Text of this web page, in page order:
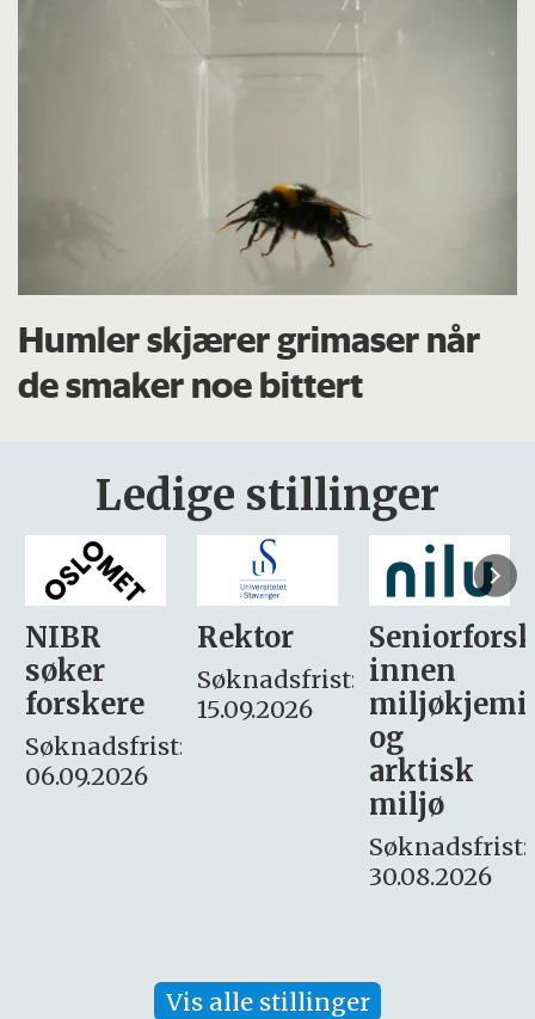
Humler skjærer grimaser når
de smaker noe bittert
Ledige stillinger
Rektor
Søknadsfrist:
15.09.2026
Seniorforsker
innen
miljøkjemi
søker
– fast
Søknadsfrist:
16. august.
Vis alle stillinger